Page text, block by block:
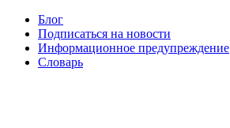
Блог
Подписаться на новости
Информационное предупреждение
Словарь